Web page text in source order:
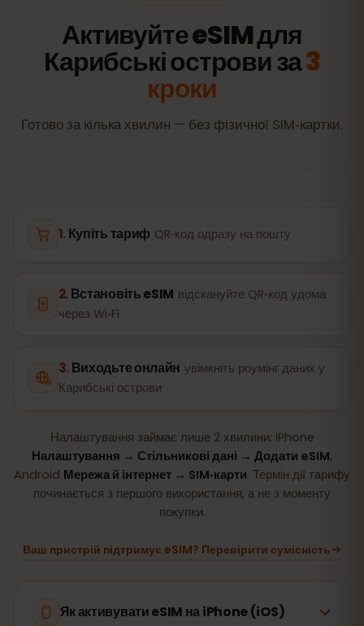
Активуйте eSIM для
Карибські острови за3
кроки
Готово за кілька хвилин — без фізичної SIM‑картки.
Купіть тариф QR‑код одразу на пошту
Встановіть eSIM відскануйте QR‑код удома
через Wi‑Fi
Виходьте онлайн увімкніть роумінг даних у
Карибські острови
Налаштування займає лише 2 хвилини: iPhone
Налаштування → Стільникові дані → Додати eSIM,
Android Мережа й інтернет → SIM‑карти. Термін дії тарифу
починається з першого використання, а не з моменту
покупки.
Ваш пристрій підтримує eSIM? Перевірити сумісність
Як активувати eSIM на iPhone (iOS)